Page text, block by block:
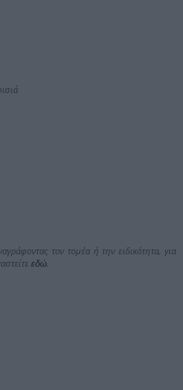
τον τομέα ή την ειδικότητα, για
εδώ.